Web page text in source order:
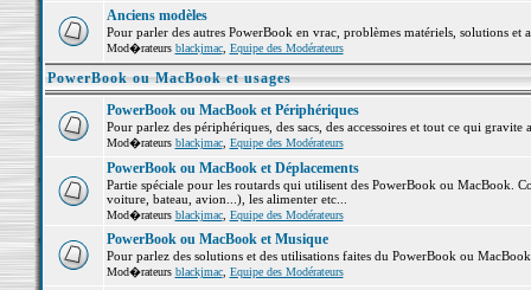
Anciens modèles
Pour parler des autres PowerBook en vrac, problèmes matériels, solutions et
Mod�rateurs blackjmac, Equipe des Modérateurs
PowerBook ou MacBook et usages
PowerBook ou MacBook et Périphériques
Pour parlez des périphériques, des sacs, des accessoires et tout ce qui
Mod�rateurs blackjmac, Equipe des Modérateurs
PowerBook ou MacBook et Déplacements
Partie spéciale pour les routards qui utilisent des PowerBook ou MacBook.
voiture, bateau, avion...), les alimenter etc...
Mod�rateurs blackjmac, Equipe des Modérateurs
PowerBook ou MacBook et Musique
Pour parlez des solutions et des utilisations faites du PowerBook ou
Mod�rateurs blackjmac, Equipe des Modérateurs